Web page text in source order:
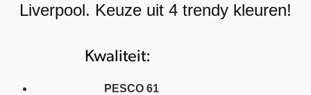
Liverpool. Keuze uit 4 trendy kleuren!
Kwaliteit:
PESCO 61